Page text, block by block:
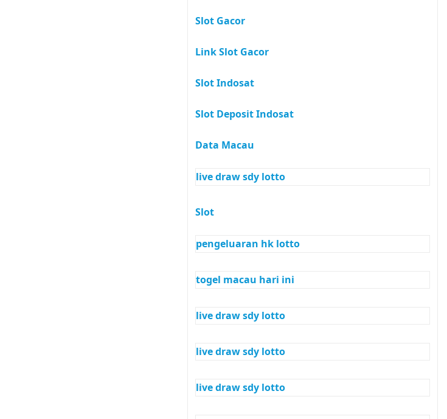
Slot Gacor
Link Slot Gacor
Slot Indosat
Slot Deposit Indosat
Data Macau
live draw sdy lotto
Slot
pengeluaran hk lotto
togel macau hari ini
live draw sdy lotto
live draw sdy lotto
live draw sdy lotto